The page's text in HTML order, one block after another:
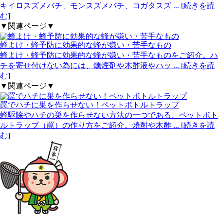
キイロスズメバチ、モンスズメバチ、コガタスズ ... [続きを読
む]
▼関連ページ▼
蜂よけ・蜂予防に効果的な蜂が嫌い・苦手なもの
蜂よけ・蜂予防に効果的な蜂が嫌い・苦手なものをご紹介。ハ
チを寄せ付けない為には、燻煙剤や木酢液やハッ ... [続きを読
む]
▼関連ページ▼
罠でハチに巣を作らせない！ペットボトルトラップ
蜂駆除やハチの巣を作らせない方法の一つである、ペットボト
ルトラップ（罠）の作り方をご紹介。焼酎や木酢 ... [続きを読
む]